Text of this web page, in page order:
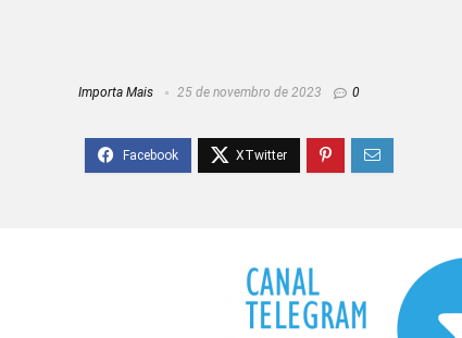
Importa Mais 25 de novembro de 2023 0